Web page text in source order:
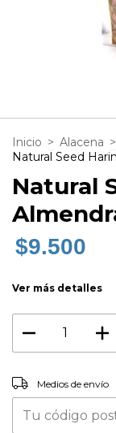
Inicio > Alacena >
Natural Seed
Natural
$9.500
Ver más detalles
Entregas para el CP:
Medios de envío